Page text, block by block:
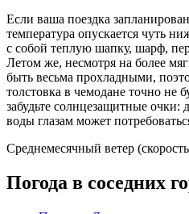
Если ваша поездка
температура опускается чуть
с собой теплую шапку, шарф,
Летом же, несмотря на более
быть весьма прохладными,
толстовка в чемодане точно не
забудьте солнцезащитные
воды глазам может
Среднемесячный ветер
Погода в соседних